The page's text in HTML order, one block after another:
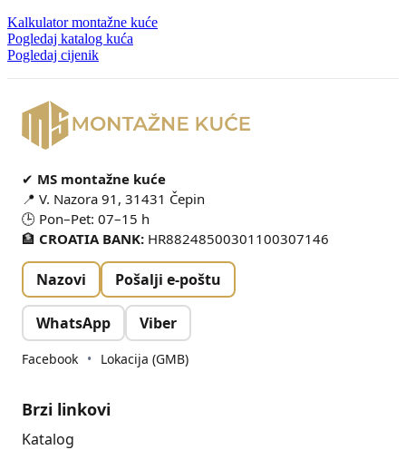
Kalkulator montažne kuće
Pogledaj katalog kuća
Pogledaj cijenik
✔ MS montažne kuće
📍 V. Nazora 91, 31431 Čepin
🕒 Pon–Pet: 07–15 h
🏦 CROATIA BANK: HR88248500301100307146
Nazovi Pošalji e-poštu
WhatsApp Viber
Facebook • Lokacija (GMB)
Brzi linkovi
Katalog